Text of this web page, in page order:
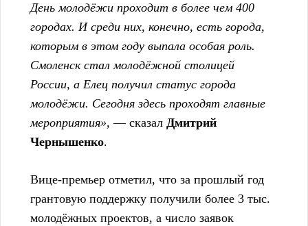
День молодёжи проходит в более чем 400
городах. И среди них, конечно, есть города,
которым в этом году выпала особая роль.
Смоленск стал молодёжной столицей
России, а Елец получил статус города
молодёжи. Сегодня здесь проходят главные
мероприятия», — сказал Дмитрий
Чернышенко.
Вице-премьер отметил, что за прошлый год
грантовую поддержку получили более 3 тыс.
молодёжных проектов, а число заявок